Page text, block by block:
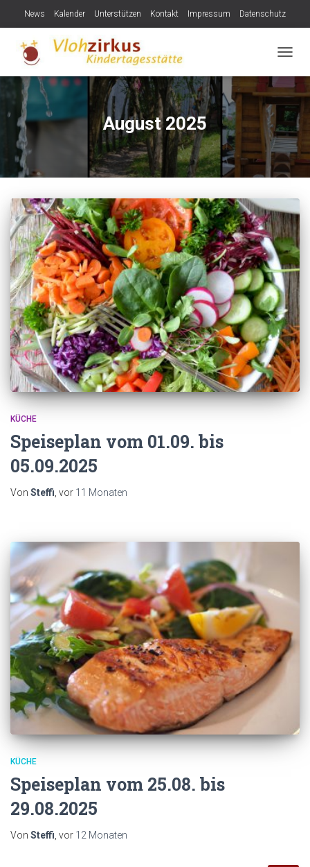
News Kalender Unterstützen Kontakt Impressum Datenschutz
August 2025
KÜCHE
Speiseplan vom 01.09. bis
05.09.2025
Von Steffi , vor 11 Monaten
KÜCHE
Speiseplan vom 25.08. bis
29.08.2025
Von Steffi, vor 12 Monaten